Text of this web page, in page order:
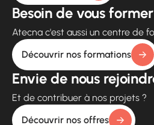
Besoin de vous
Atecna c'est aussi un centre de
Découvrir nos formations
Envie de nous
Et de contribuer à nos projets ?
Découvrir nos offres